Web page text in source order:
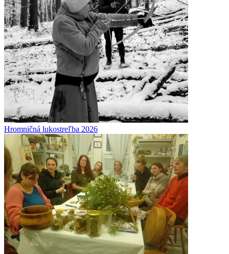
Hromničná lukostreľba 2026